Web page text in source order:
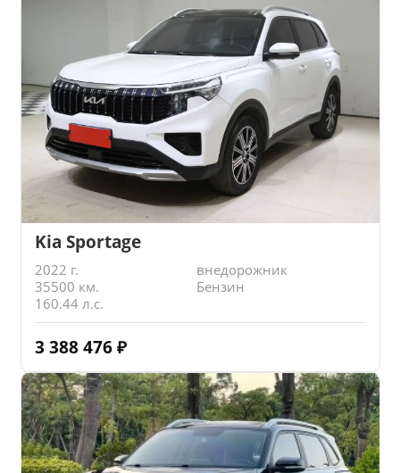
Kia Sportage
2022 г.
внедорожник
35500 км.
Бензин
160.44 л.с.
3 388 476 ₽